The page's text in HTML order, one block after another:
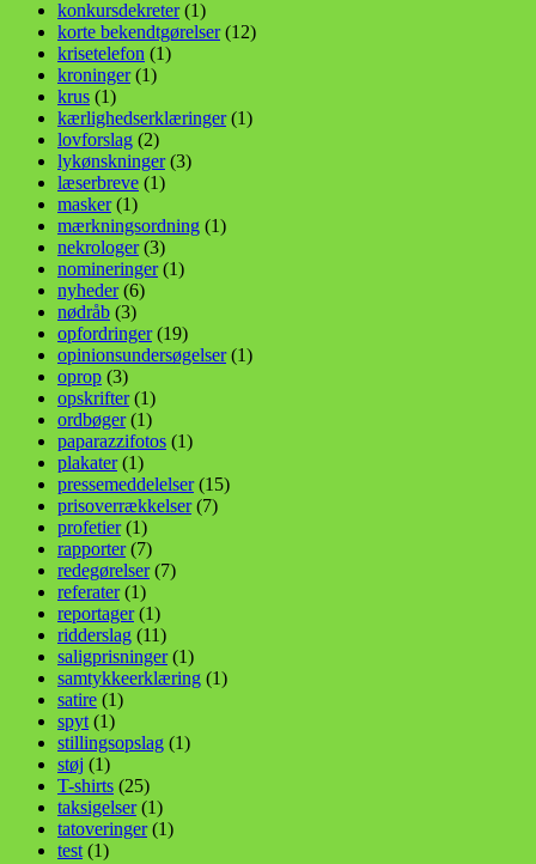
konkursdekreter(1)
korte bekendtgørelser(12)
krisetelefon (1)
kroninger(1)
krus (1)
kærlighedserklæringer(1)
lovforslag (2)
lykønskninger(3)
læserbreve (1)
masker(1)
mærkningsordning (1)
nekrologer(3)
nomineringer(1)
nyheder(6)
nødråb (3)
opfordringer(19)
opinionsundersøgelser(1)
oprop (3)
opskrifter(1)
ordbøger(1)
paparazzifotos (1)
plakater(1)
pressemeddelelser(15)
prisoverrækkelser(7)
profetier(1)
rapporter(7)
redegørelser(7)
referater(1)
reportager(1)
ridderslag (11)
saligprisninger(1)
samtykkeerklæring (1)
satire (1)
spyt (1)
stillingsopslag (1)
støj (1)
T-shirts (25)
taksigelser(1)
tatoveringer(1)
test (1)